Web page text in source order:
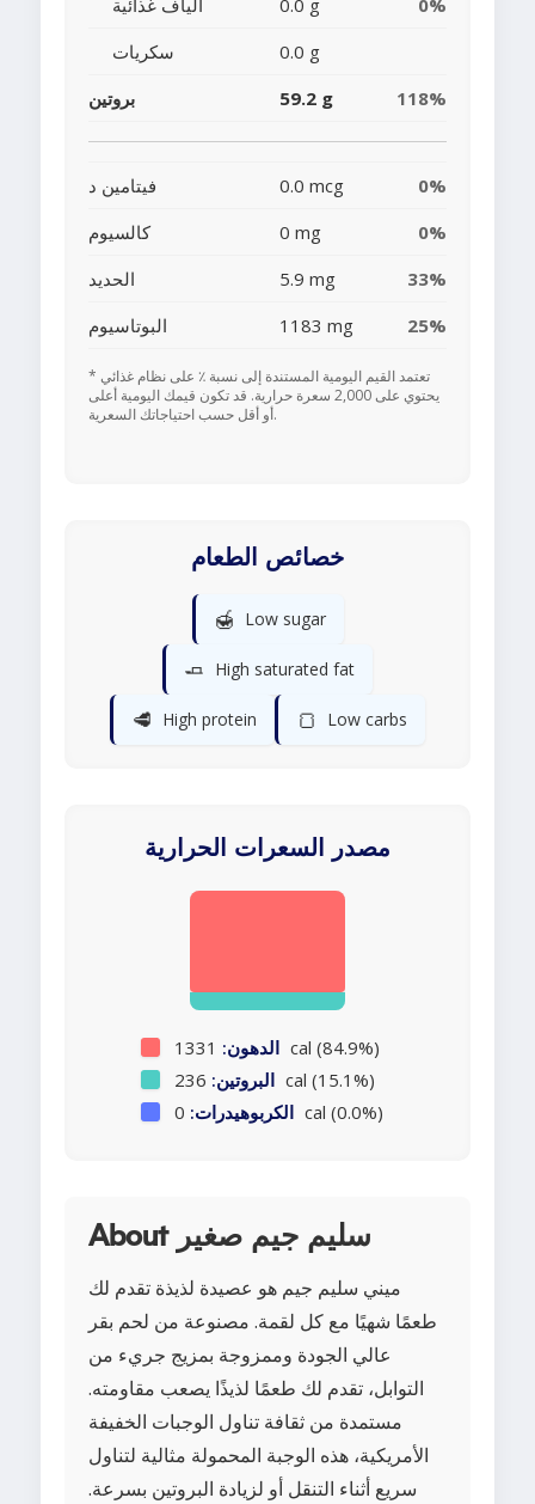
ألياف غذائية 0.0 g
0%
سكريات
0.0 g
بروتين
59.2 g 118%
فيتامين د 0.0 mcg
0%
كالسيوم
0 mg
0%
الحديد
5.9 mg
33%
البوتاسيوم
1183 mg 25%
* تعتمد القيم اليومية المستندة إلى نسبة ٪ على نظام غذائي
يحتوي على 2,000 سعرة حرارية. قد تكون قيمك اليومية أعلى
أو أقل حسب احتياجاتك السعرية.
خصائص الطعام
🍯 Low sugar
🧈 High saturated fat
🥩 High protein 🍞 Low carbs
مصدر السعرات الحرارية
الدهون: 1331 cal (84.9%)
البروتين: 236 cal (15.1%)
الكربوهيدرات: 0 cal (0.0%)
About سليم جيم صغير
ميني سليم جيم هو عصيدة لذيذة تقدم لك
طعمًا شهيًا مع كل لقمة. مصنوعة من لحم بقر
عالي الجودة وممزوجة بمزيج جريء من
التوابل، تقدم لك طعمًا لذيذًا يصعب مقاومته.
مستمدة من ثقافة تناول الوجبات الخفيفة
الأمريكية، هذه الوجبة المحمولة مثالية لتناول
سريع أثناء التنقل أو لزيادة البروتين بسرعة.